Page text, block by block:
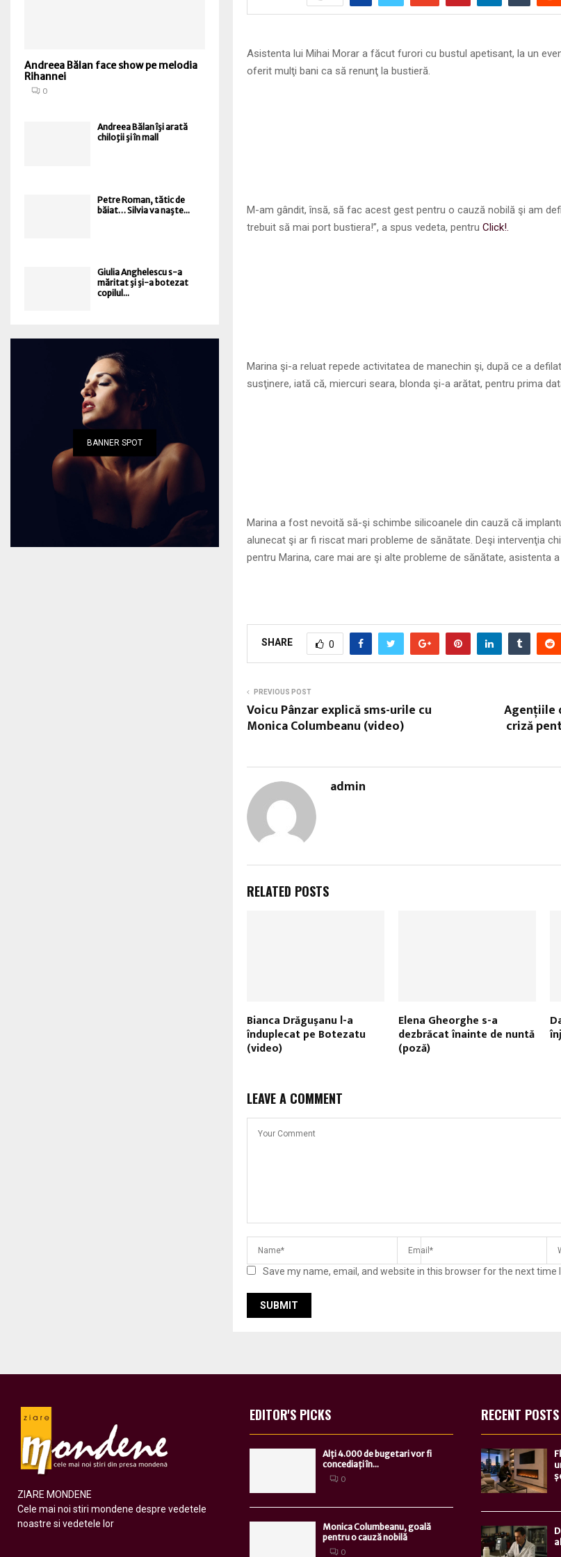
Asistenta lui Mihai Morar a făcut furori cu bustul apetisant, la un
oferit mulţi bani ca să renunţ la bustieră.
M-am gândit, însă, să fac acest gest pentru o cauză nobilă şi am
trebuit să mai port bustiera!”, a spus vedeta, pentru Click!.
Marina şi-a reluat repede activitatea de manechin şi, după ce a
susţinere, iată că, miercuri seara, blonda şi-a arătat, pentru prima
Marina a fost nevoită să-şi schimbe silicoanele din cauză că
alunecat şi ar fi riscat mari probleme de sănătate. Deşi intervenţia
pentru Marina, care mai are şi alte probleme de sănătate, asistenta
SHARE 0
PREVIOUS POST
Voicu Pânzar explică sms-urile cu
Monica Columbeanu (video)
Agenţiile
criză
admin
RELATED POSTS
Bianca Drăguşanu l-a
înduplecat pe Botezatu
(video)
Elena Gheorghe s-a
dezbrăcat înainte de nuntă
(poză)
LEAVE A COMMENT
Save my name, email, and website in this browser for the next time
Andreea Bălan face show pe melodia
Rihannei
0
Andreea Bălan îşi arată
chiloţii şi în mall
Petre Roman, tătic de
băiat… Silvia va naşte...
Giulia Anghelescu s-a
măritat şi şi-a botezat
copilul...
BANNER SPOT
ZIARE MONDENE
Cele mai noi stiri mondene despre vedetele
noastre si vedetele lor
EDITOR'S PICKS
Alți 4.000 de bugetari vor fi
concediați în...
0
Monica Columbeanu, goală
pentru o cauză nobilă
0
RECENT POSTS